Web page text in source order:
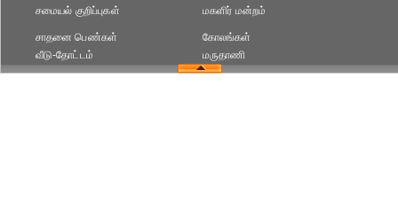
சமையல் குறிப்புகள்
மகளிர் மன்றம்
சாதனை பெண்கள்
வீடு-தோட்டம்
கோலங்கள்
மருதாணி